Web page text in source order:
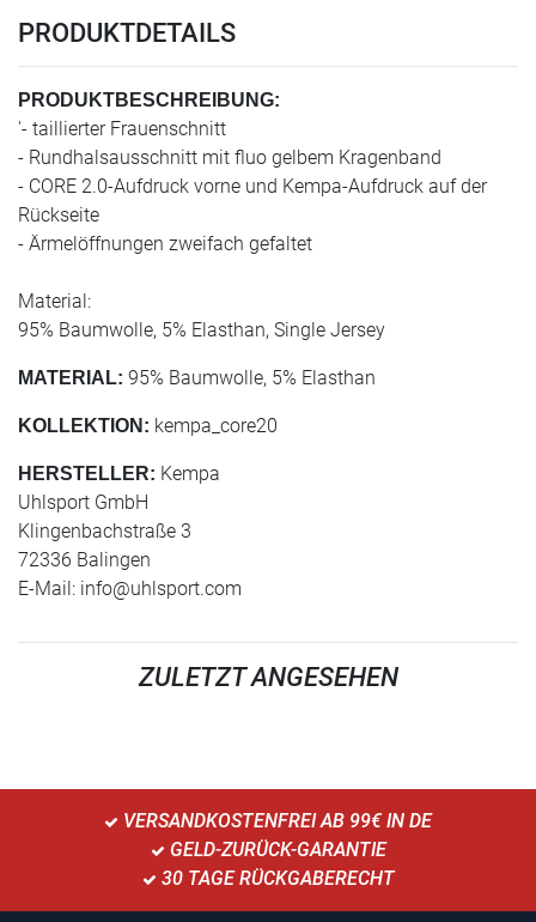
PRODUKTDETAILS
PRODUKTBESCHREIBUNG:
'- taillierter Frauenschnitt
- Rundhalsausschnitt mit fluo gelbem Kragenband
- CORE 2.0-Aufdruck vorne und Kempa-Aufdruck auf der
Rückseite
- Ärmelöffnungen zweifach gefaltet
Material:
95% Baumwolle, 5% Elasthan, Single Jersey
MATERIAL: 95% Baumwolle, 5% Elasthan
KOLLEKTION: kempa_core20
HERSTELLER: Kempa
Uhlsport GmbH
Klingenbachstraße 3
72336 Balingen
E-Mail: info@uhlsport.com
ZULETZT ANGESEHEN
VERSANDKOSTENFREI AB 99€ IN DE
GELD-ZURÜCK-GARANTIE
30 TAGE RÜCKGABERECHT